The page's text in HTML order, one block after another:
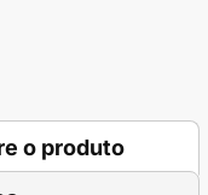
o produto